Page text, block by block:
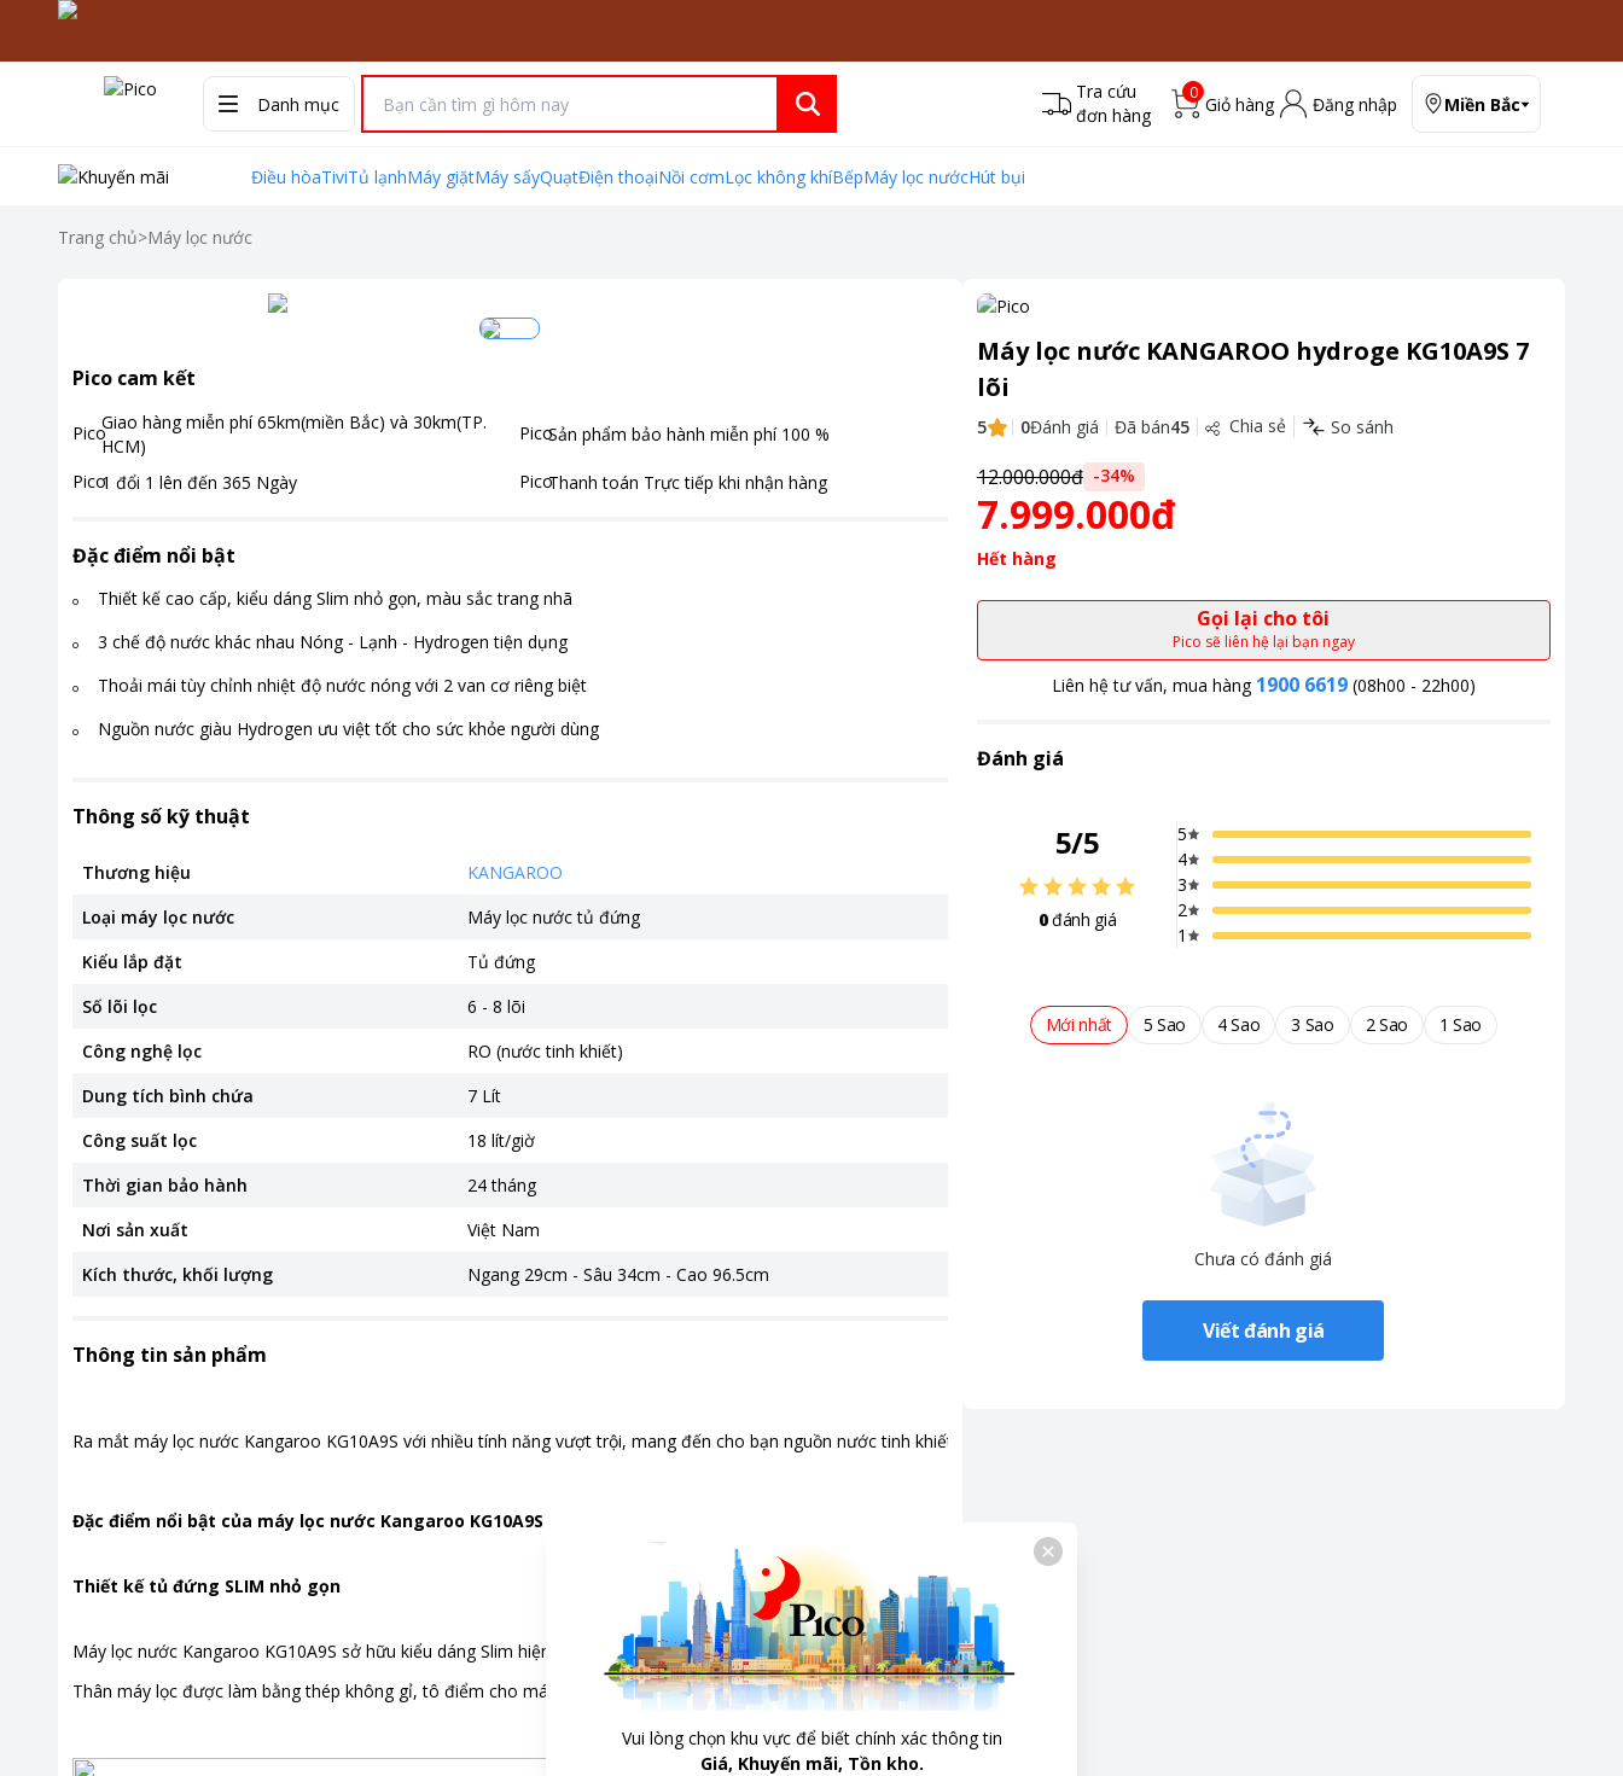
Danh mục
Tra cứu
đơn hàng
0
Giỏ hàng Đăng nhập Miền Bắc
Điều hòaTiviTủ lạnhMáy giặtMáy sấyQuạtĐiện thoạiNồi cơmLọc không khíBếpMáy lọc nướcHút bụi
Trang chủ>Máy lọc nước
Pico cam kết
Giao hàng miễn phí 65km(miền Bắc) và 30km(TP.
HCM)
Sản phẩm bảo hành miễn phí 100 %
1 đổi 1 lên đến 365 Ngày Thanh toán Trực tiếp khi nhận hàng
Đặc điểm nổi bật
Thiết kế cao cấp, kiểu dáng Slim nhỏ gọn, màu sắc trang nhã
3 chế độ nước khác nhau Nóng - Lạnh - Hydrogen tiện dụng
Thoải mái tùy chỉnh nhiệt độ nước nóng với 2 van cơ riêng biệt
Nguồn nước giàu Hydrogen ưu việt tốt cho sức khỏe người dùng
Thông số kỹ thuật
Thương hiệu
KANGAROO
Loại máy lọc nước
Máy lọc nước tủ đứng
Kiểu lắp đặt
Tủ đứng
Số lõi lọc
6 - 8 lõi
Công nghệ lọc
RO (nước tinh khiết)
Dung tích bình chứa
7 Lít
Công suất lọc
18 lít/giờ
Thời gian bảo hành
24 tháng
Nơi sản xuất
Việt Nam
Kích thước, khối lượng
Ngang 29cm - Sâu 34cm - Cao 96.5cm
Thông tin sản phẩm
Ra mắt máy lọc nước Kangaroo KG10A9S với nhiều tính năng vượt trội, mang đến cho bạn nguồn nước tinh khiết và an toàn tuyệt đối cho gia đình bạn.
Đặc điểm nổi bật của máy lọc nước Kangaroo KG10A9S
Thiết kế tủ đứng SLIM nhỏ gọn
Máy lọc nước Kangaroo KG10A9S sở hữu kiểu dáng Slim hiện đại cùng kích thước nhỏ gọn giúp bạn tiết kiệm tối đa không gian khi lắp đặt.
Thân máy lọc được làm bằng thép không gỉ, tô điểm cho máy lọc nhờ 2 tông màu trắng và đen đảm bảo độ bền, đẹp cho máy khi sử dụng.
Máy lọc nước KANGAROO hydroge KG10A9S 7
lõi
5 0Đánh giá Đã bán45 Chia sẻ So sánh
12.000.000đ -34%
7.999.000đ
Hết hàng
Gọi lại cho tôi
Pico sẽ liên hệ lại bạn ngay
Liên hệ tư vấn, mua hàng 1900 6619 (08h00 - 22h00)
Đánh giá
5/5
0đánh giá
5
4
3
2
1
Mới nhất 5 Sao 4 Sao 3 Sao 2 Sao 1 Sao
Chưa có đánh giá
Viết đánh giá
Vui lòng chọn khu vực để biết chính xác thông tin
Giá, Khuyến mãi, Tồn kho.